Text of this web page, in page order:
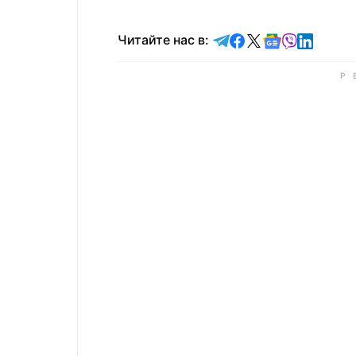
Читайте нас в: Читайте в Telegram
Читайте в
Читайте в X
Читайте в
Читайте